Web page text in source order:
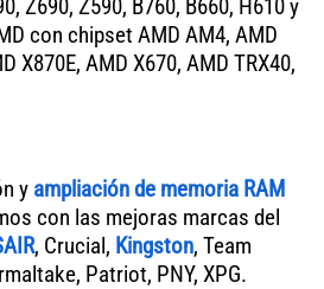
Z690, Z590, B760, B660, H610 y
con chipset AMD AM4, AMD
X870E, AMD X670, AMD TRX40,
y ampliación de memoria RAM
con las mejoras marcas del
, Crucial, Kingston, Team
Patriot, PNY, XPG.